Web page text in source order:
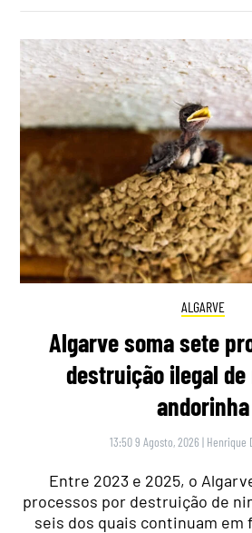
ALGARVE
Algarve soma sete
destruição ilegal
andorinha
13:50 9 Agosto, 2026 | Henrique
Entre 2023 e 2025, o
processos por destruição de
seis dos quais continuam em